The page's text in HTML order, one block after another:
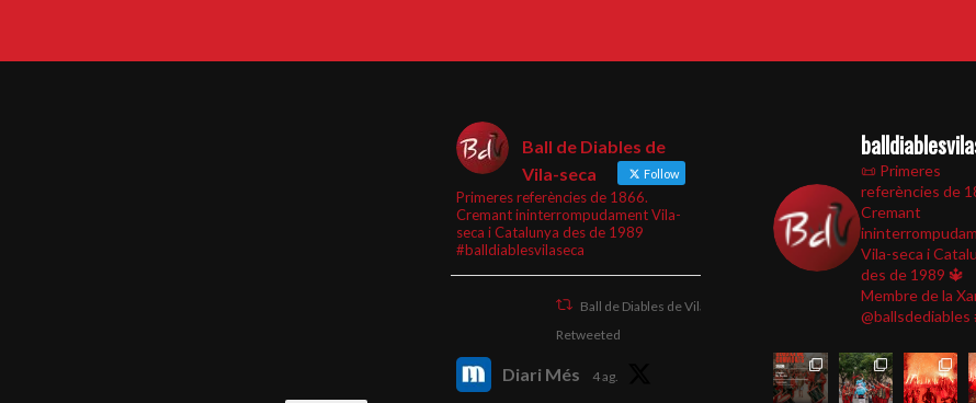
Ball de Diables de
Vila-seca
Follow
Primeres referències de 1866.
Cremant ininterrompudament Vila-
seca i Catalunya des de 1989
#balldiablesvilaseca
Ball de Diables de Vila-seca
Retweeted
Diari Més 4 ag.
📜 Primeres
referències de
Cremant
Vila-seca i
des de 1989 🔱
Membre de la
@ballsdediables